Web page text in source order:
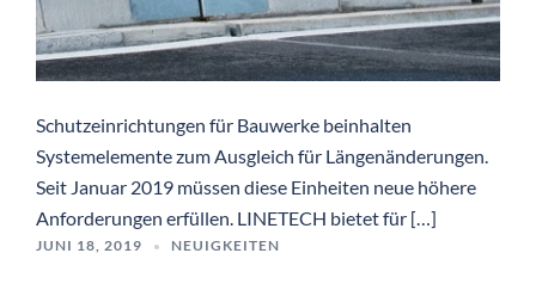
Schutzeinrichtungen für Bauwerke beinhalten
Systemelemente zum Ausgleich für Längenänderungen.
Seit Januar 2019 müssen diese Einheiten neue höhere
Anforderungen erfüllen. LINETECH bietet für […]
JUNI 18, 2019 NEUIGKEITEN